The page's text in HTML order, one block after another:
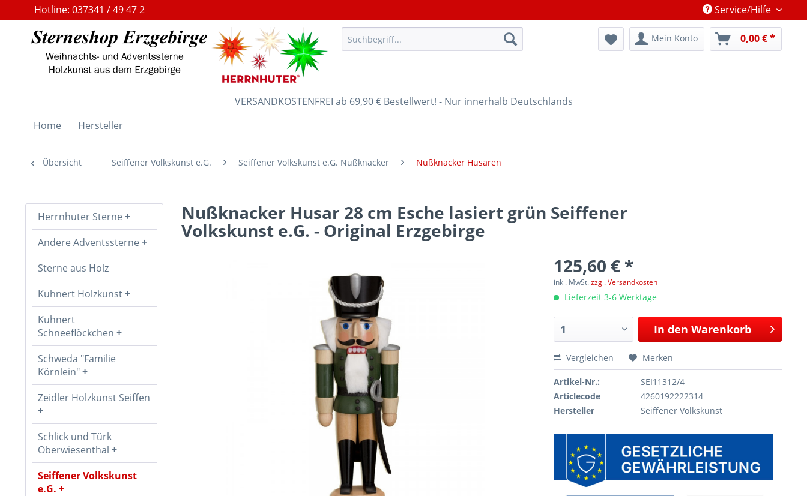
Hotline: 037341 / 49 47 2 Service/Hilfe
Mein Konto 0,00 € *
VERSANDKOSTENFREI ab 69,90 € Bestellwert! - Nur innerhalb Deutschlands
Home
Hersteller
Übersicht Seiffener Volkskunst e.G. Seiffener Volkskunst e.G. Nußknacker Nußknacker Husaren
Herrnhuter Sterne
Andere Adventssterne
Sterne aus Holz
Kuhnert Holzkunst
Kuhnert
Schneeflöckchen
Schweda "Familie
Körnlein"
Zeidler Holzkunst Seiffen
Schlick und Türk
Oberwiesenthal
Seiffener Volkskunst
e.G.
Nußknacker Husar 28 cm Esche lasiert grün Seiffener
Volkskunst e.G. - Original Erzgebirge
125,60 € *
inkl. MwSt.zzgl. Versandkosten
Lieferzeit 3-6 Werktage
In den Warenkorb
Vergleichen Merken
Artikel-Nr.:
SEI11312/4
Articlecode
4260192222314
Hersteller
Seiffener Volkskunst